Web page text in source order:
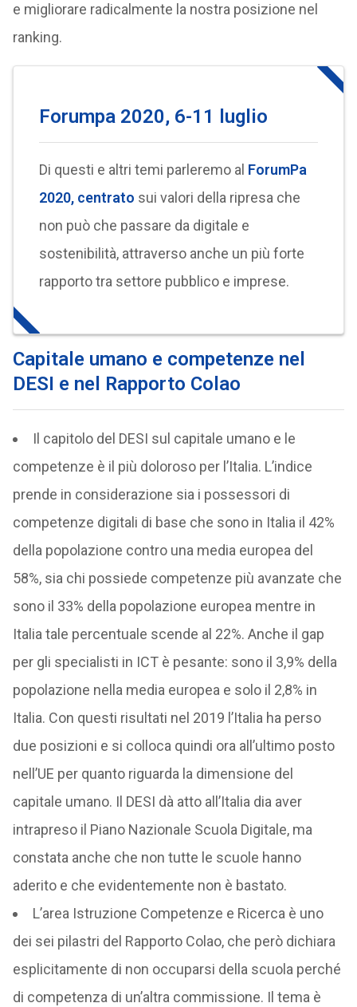
e migliorare radicalmente la nostra posizione nel
ranking.
Forumpa 2020, 6-11 luglio
Di questi e altri temi parleremo al ForumPa
2020, centrato sui valori della ripresa che
non può che passare da digitale e
sostenibilità, attraverso anche un più forte
rapporto tra settore pubblico e imprese.
Capitale umano e competenze nel
DESI e nel Rapporto Colao
Il capitolo del DESI sul capitale umano e le
competenze è il più doloroso per l’Italia. L’indice
prende in considerazione sia i possessori di
competenze digitali di base che sono in Italia il 42%
della popolazione contro una media europea del
58%, sia chi possiede competenze più avanzate che
sono il 33% della popolazione europea mentre in
Italia tale percentuale scende al 22%. Anche il gap
per gli specialisti in ICT è pesante: sono il 3,9% della
popolazione nella media europea e solo il 2,8% in
Italia. Con questi risultati nel 2019 l’Italia ha perso
due posizioni e si colloca quindi ora all’ultimo posto
nell’UE per quanto riguarda la dimensione del
capitale umano. Il DESI dà atto all’Italia dia aver
intrapreso il Piano Nazionale Scuola Digitale, ma
constata anche che non tutte le scuole hanno
aderito e che evidentemente non è bastato.
L’area Istruzione Competenze e Ricerca è uno
dei sei pilastri del Rapporto Colao, che però dichiara
esplicitamente di non occuparsi della scuola perché
di competenza di un’altra commissione. Il tema è